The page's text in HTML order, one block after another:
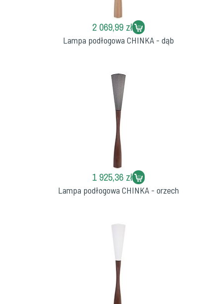
2 069,99 zł
Lampa podłogowa CHINKA - dąb
1 925,36 zł
Lampa podłogowa CHINKA - orzech